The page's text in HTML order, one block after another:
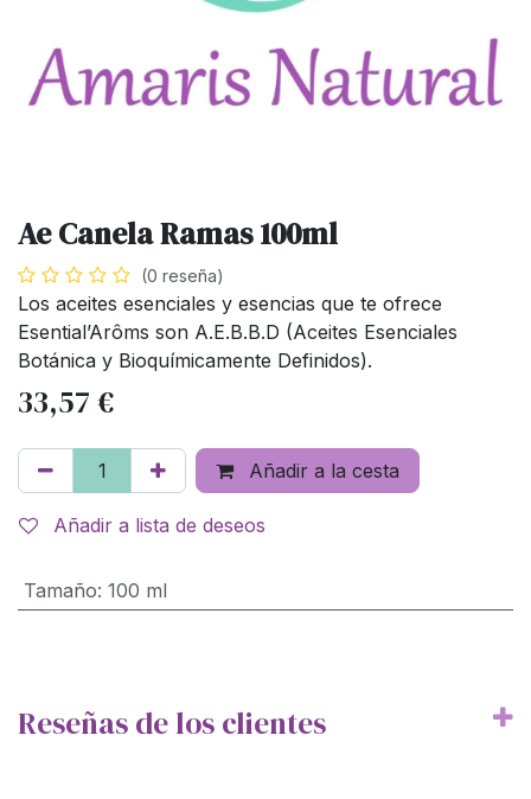
Ae Canela Ramas 100ml
(0 reseña)
Los aceites esenciales y esencias que te ofrece
Esential’Arôms son A.E.B.B.D (Aceites Esenciales
Botánica y Bioquímicamente Definidos).
33,57 €
Añadir a la cesta
Añadir a lista de deseos
Tamaño: 100 ml
Reseñas de los clientes